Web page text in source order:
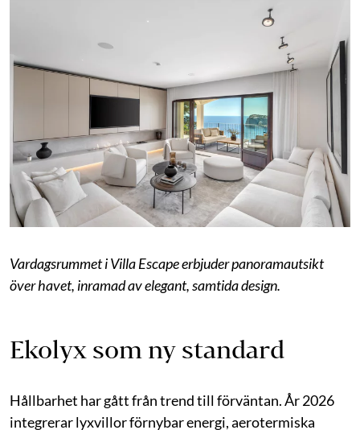
Vardagsrummet i Villa Escape erbjuder panoramautsikt
över havet, inramad av elegant, samtida design.
Ekolyx som ny standard
Hållbarhet har gått från trend till förväntan. År 2026
integrerar lyxvillor förnybar energi, aerotermiska